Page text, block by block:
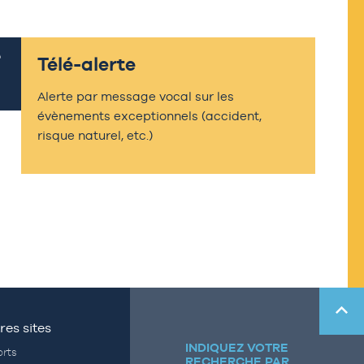
Télé-alerte
Alerte par message vocal sur les
évènements exceptionnels (accident,
risque naturel, etc.)
sites
INDIQUEZ VOTRE